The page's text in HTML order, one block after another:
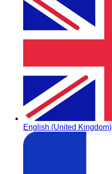
English (United Kingdom)